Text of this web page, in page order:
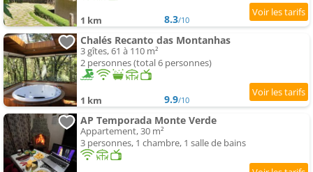
1 km 8.3/10
Chalés Recanto das Montanhas
3 gîtes, 61 à 110 m²
2 personnes (total 6 personnes)
1 km 9.9/10
AP Temporada Monte Verde
Appartement, 30 m²
3 personnes, 1 chambre, 1 salle de bains